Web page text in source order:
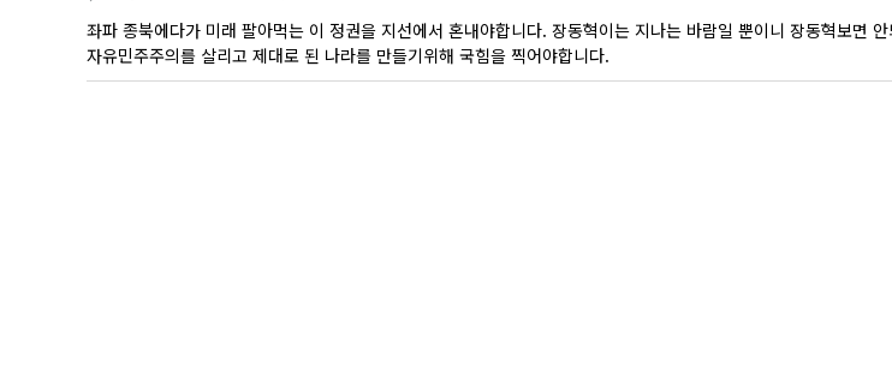
좌파 종북에다가 미래 팔아먹는 이 정권을 지선에서 혼내야합니다. 장동혁이는 지나는 바람일 뿐이니 장동혁보면
자유민주주의를 살리고 제대로 된 나라를 만들기위해 국힘을 찍어야합니다.